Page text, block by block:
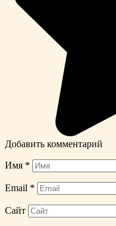
Добавить комментарий
Имя *
Email *
Сайт